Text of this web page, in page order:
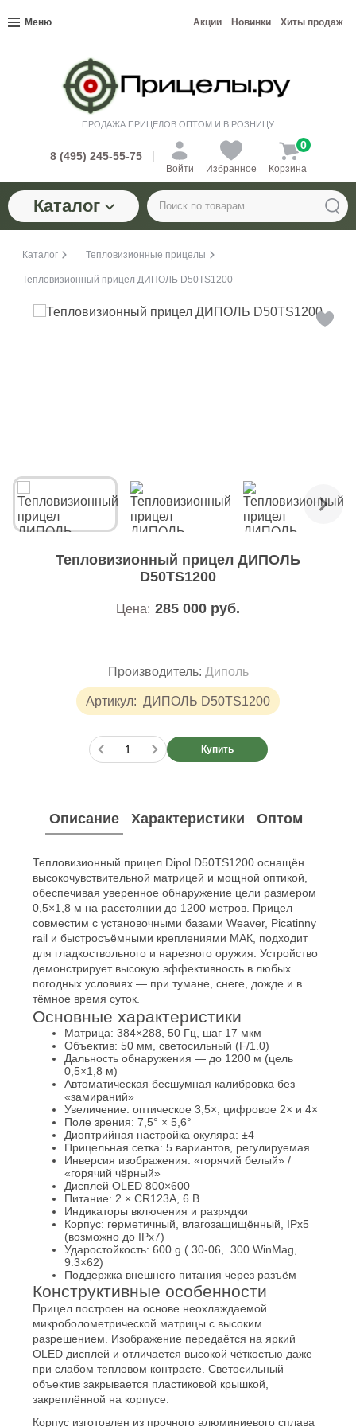
Меню Акции Новинки Хиты продаж
ПРОДАЖА ПРИЦЕЛОВ ОПТОМ И В РОЗНИЦУ
8 (495) 245-55-75
Войти Избранное Корзина
0
Каталог
Каталог Тепловизионные прицелы
Тепловизионный прицел ДИПОЛЬ D50TS1200
Тепловизионный прицел ДИПОЛЬ
D50TS1200
Производитель: Диполь
Артикул: ДИПОЛЬ D50TS1200
Цена: 285 000 руб.
Купить
Описание Характеристики Оптом
Тепловизионный прицел Dipol D50TS1200 оснащён
высокочувствительной матрицей и мощной оптикой,
обеспечивая уверенное обнаружение цели размером
0,5×1,8 м на расстоянии до 1200 метров. Прицел
совместим с установочными базами Weaver, Picatinny
rail и быстросъёмными креплениями МАК, подходит
для гладкоствольного и нарезного оружия. Устройство
демонстрирует высокую эффективность в любых
погодных условиях — при тумане, снеге, дожде и в
тёмное время суток.
Основные характеристики
Матрица: 384×288, 50 Гц, шаг 17 мкм
Объектив: 50 мм, светосильный (F/1.0)
Дальность обнаружения — до 1200 м (цель
0,5×1,8 м)
Автоматическая бесшумная калибровка без
«замираний»
Увеличение: оптическое 3,5×, цифровое 2× и 4×
Поле зрения: 7,5° × 5,6°
Диоптрийная настройка окуляра: ±4
Прицельная сетка: 5 вариантов, регулируемая
Инверсия изображения: «горячий белый» /
«горячий чёрный»
Дисплей OLED 800×600
Питание: 2 × CR123A, 6 В
Индикаторы включения и разрядки
Корпус: герметичный, влагозащищённый, IPx5
(возможно до IPx7)
Ударостойкость: 600 g (.30-06, .300 WinMag,
9.3×62)
Поддержка внешнего питания через разъём
Конструктивные особенности
Прицел построен на основе неохлаждаемой
микроболометрической матрицы с высоким
разрешением. Изображение передаётся на яркий
OLED дисплей и отличается высокой чёткостью даже
при слабом тепловом контрасте. Светосильный
объектив закрывается пластиковой крышкой,
закреплённой на корпусе.
Корпус изготовлен из прочного алюминиевого сплава